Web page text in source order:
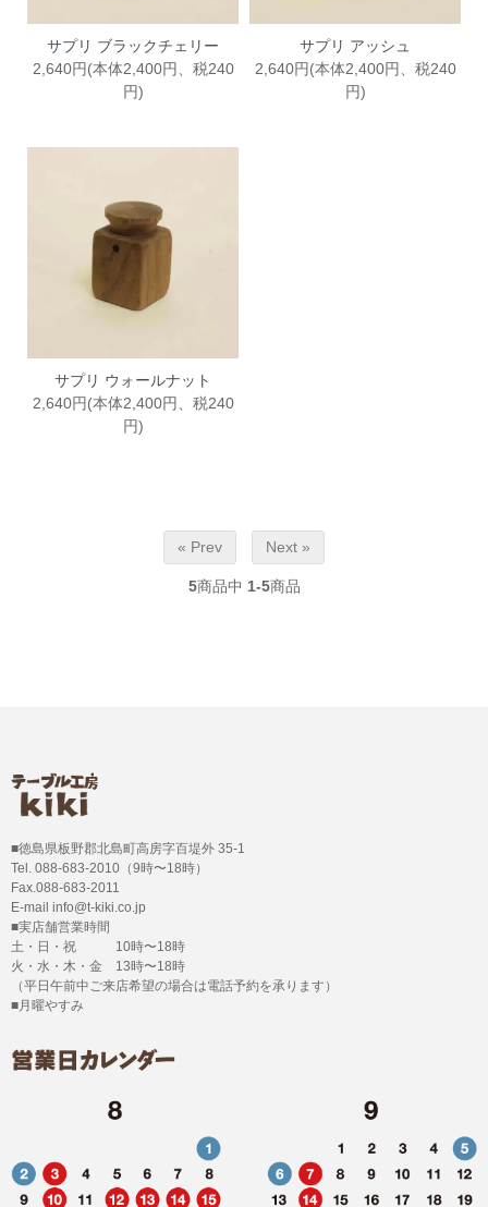
サプリ ブラックチェリー
2,640円(本体2,400円、税240
円)
サプリ アッシュ
2,640円(本体2,400円、税240
円)
サプリ ウォールナット
2,640円(本体2,400円、税240
円)
« Prev Next »
5商品中 1-5商品
■徳島県板野郡北島町高房字百堤外 35-1
Tel. 088-683-2010（9時〜18時）
Fax.088-683-2011
E-mail info@t-kiki.co.jp
■実店舗営業時間
土・日・祝 10時〜18時
火・水・木・金 13時〜18時
（平日午前中ご来店希望の場合は電話予約を承ります）
■月曜やすみ